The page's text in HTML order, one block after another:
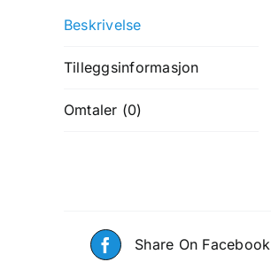
Beskrivelse
Tilleggsinformasjon
Omtaler (0)
Share On Facebook